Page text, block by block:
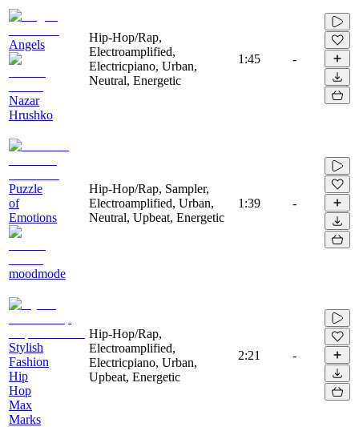
Angels
Nazar
Hrushko
Hip-Hop/Rap,
Electroamplified,
Electricpiano, Urban,
Neutral, Energetic
1:45 -
Puzzle
of
Emotions
moodmode
Hip-Hop/Rap, Sampler,
Electroamplified, Urban,
Neutral, Upbeat, Energetic
1:39 -
Stylish
Fashion
Hip
Hop
Max
Marks
Hip-Hop/Rap,
Electroamplified,
Electricpiano, Urban,
Upbeat, Energetic
2:21 -